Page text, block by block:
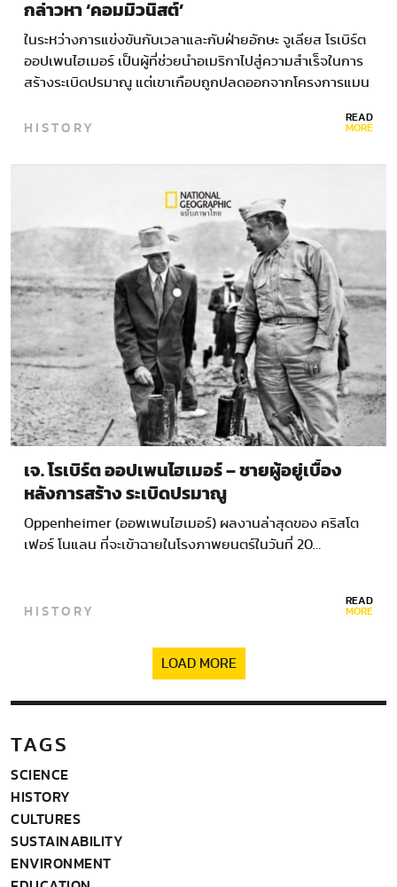
กล่าวหา ‘คอมมิวนิสต์’
ในระหว่างการแข่งขันกับเวลาและกับฝ่ายอักษะ จูเลียส โรเบิร์ต
ออปเพนไฮเมอร์ เป็นผู้ที่ช่วยนำอเมริกาไปสู่ความสำเร็จในการ
สร้างระเบิดปรมาณู แต่เขาเกือบถูกปลดออกจากโครงการแมน
HISTORY READ
MORE
เจ. โรเบิร์ต ออปเพนไฮเมอร์ – ชายผู้อยู่เบื้อง
หลังการสร้าง ระเบิดปรมาณู
Oppenheimer (ออพเพนไฮเมอร์) ผลงานล่าสุดของ คริสโต
เฟอร์ โนแลน ที่จะเข้าฉายในโรงภาพยนตร์ในวันที่ 20…
HISTORY READ
MORE
LOAD MORE
TAGS
SCIENCE
HISTORY
CULTURES
SUSTAINABILITY
ENVIRONMENT